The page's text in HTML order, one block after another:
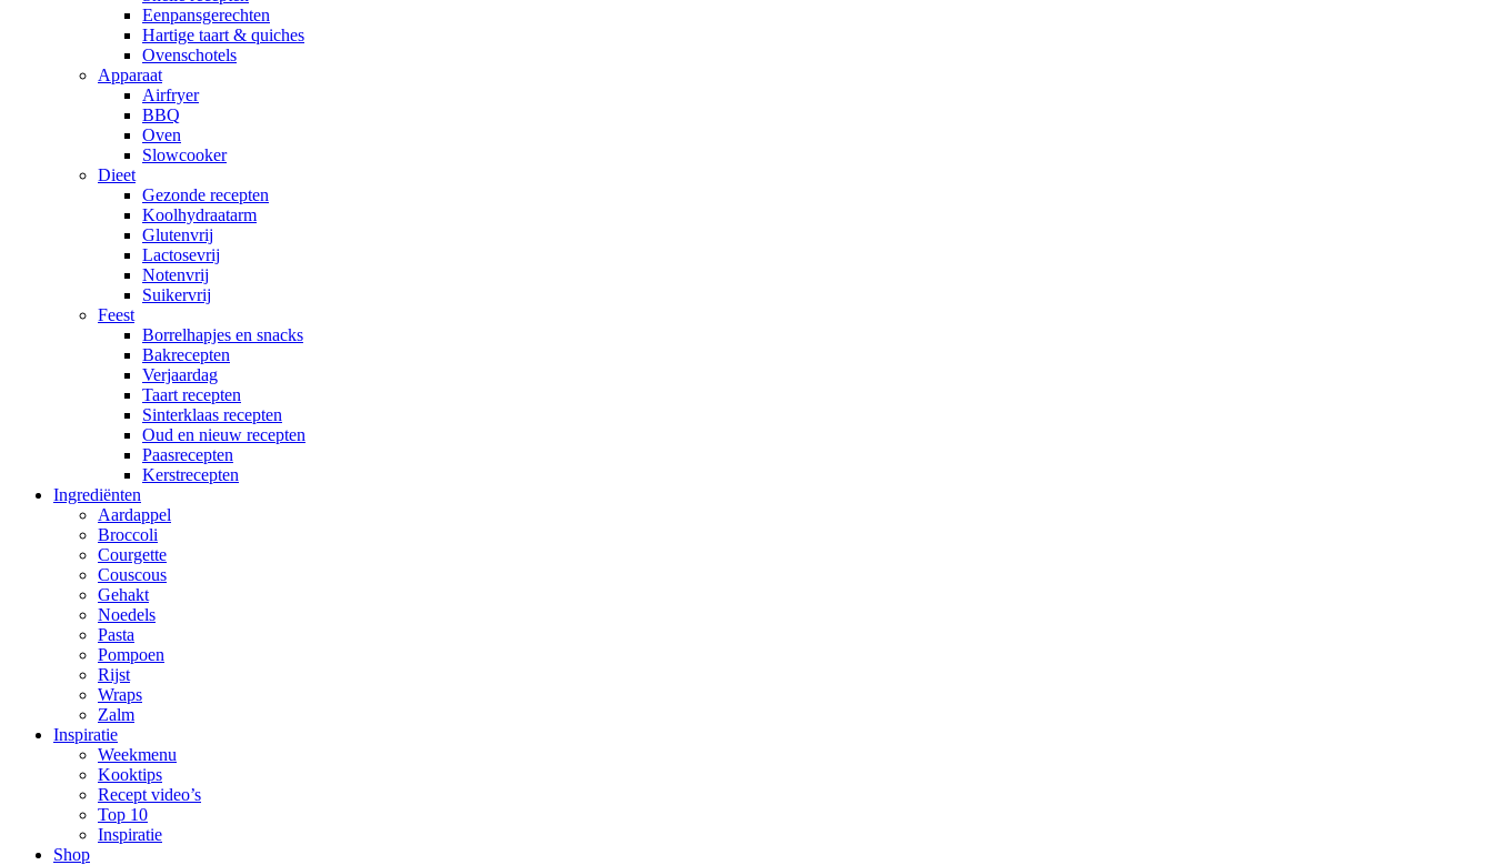
Eenpansgerechten
Hartige taart & quiches
Ovenschotels
Apparaat
Airfryer
BBQ
Oven
Slowcooker
Dieet
Gezonde recepten
Koolhydraatarm
Glutenvrij
Lactosevrij
Notenvrij
Suikervrij
Feest
Borrelhapjes en snacks
Bakrecepten
Verjaardag
Taart recepten
Sinterklaas recepten
Oud en nieuw recepten
Paasrecepten
Kerstrecepten
Ingrediënten
Aardappel
Broccoli
Courgette
Couscous
Gehakt
Noedels
Pasta
Pompoen
Rijst
Wraps
Zalm
Inspiratie
Weekmenu
Kooktips
Recept video’s
Top 10
Inspiratie
Shop